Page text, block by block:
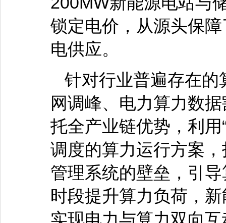
锁定电价，从源头保
电供应。
针对行业普遍存在
网调峰、电力算力数
托全产业链优势，利
调度的算力运行方案
管理系统的壁垒，引
时段提升算力负荷，
实现电力与算力双向